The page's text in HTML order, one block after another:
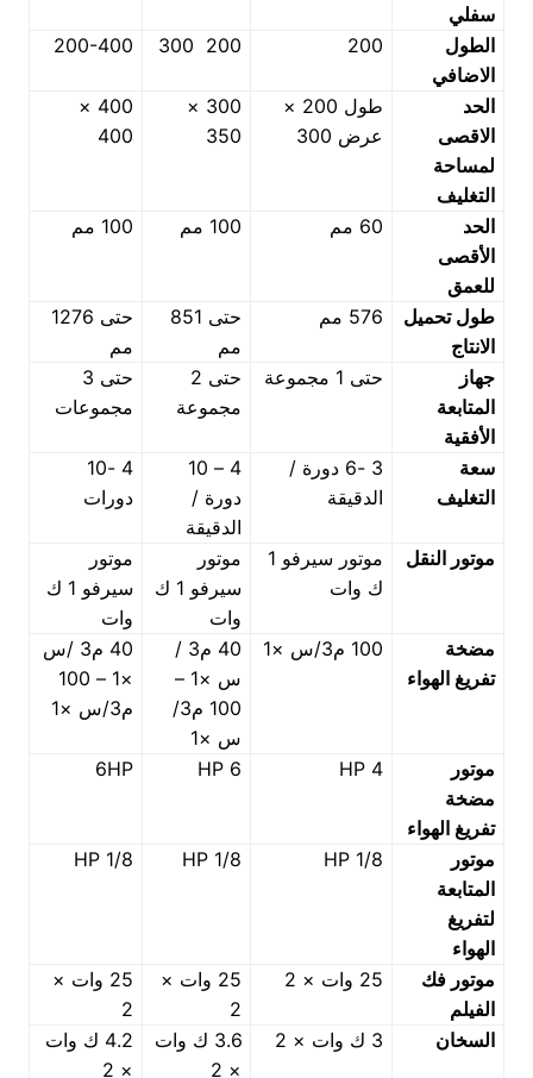
سفلي
الطول
الاضافي
200
200 300
200-400
الحد
الاقصى
لمساحة
التغليف
طول 200 ×
عرض 300
300 ×
350
400 ×
400
الحد
الأقصى
للعمق
60 مم 100 مم 100 مم
طول تحميل
الانتاج
576 مم
حتى 851
مم
حتى 1276
مم
جهاز
المتابعة
الأفقية
حتى 1 مجموعة
حتى 2
مجموعة
حتى 3
مجموعات
سعة
التغليف
3 -6 دورة /
الدقيقة
4 – 10
دورة /
الدقيقة
4 -10
دورات
موتور النقل
موتور سيرفو 1
ك وات
موتور
سيرفو 1 ك
وات
موتور
سيرفو 1 ك
وات
مضخة
تفريغ الهواء
100 م3/س ×1
40 م3 /
س ×1 –
100 م3/
س ×1
40 م3 /س
×1 – 100
م3/س ×1
موتور
مضخة
تفريغ الهواء
4 HP
6 HP
6HP
موتور
المتابعة
لتفريغ
الهواء
1/8 HP
1/8 HP
1/8 HP
موتور فك
الفيلم
25 وات × 2
25 وات ×
2
25 وات ×
2
السخان
3 ك وات × 2
3.6 ك وات
× 2
4.2 ك وات
× 2